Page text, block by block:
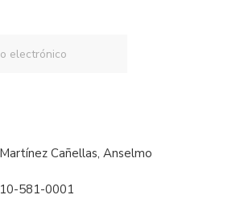
Martínez Cañellas, Anselmo
10-581-0001